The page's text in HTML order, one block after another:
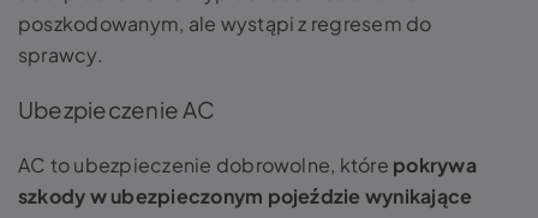
poszkodowanym, ale wystąpi z regresem do
sprawcy.
Ubezpieczenie AC
AC to ubezpieczenie dobrowolne, które pokrywa
szkody w ubezpieczonym pojeździe wynikające